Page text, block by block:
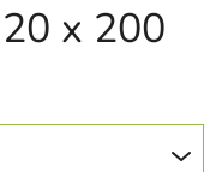
x 200